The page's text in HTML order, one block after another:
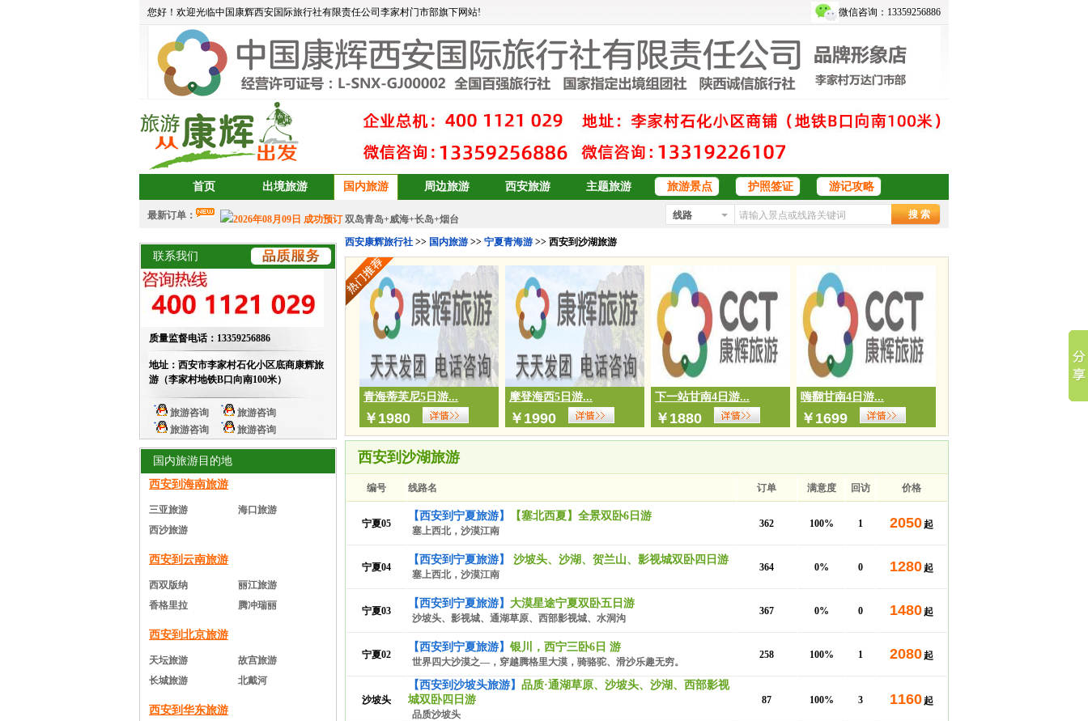
微信咨询：13359256886
您好！欢迎光临中国康辉西安国际旅行社有限责任公司李家村门市部旗下网站!
首页 出境旅游 国内旅游 周边旅游 西安旅游 主题旅游 旅游景点 护照签证 游记攻略
最新订单：
CLEAN_BOLD_TEST2026年08月09日 成功预订双岛青岛+威海+长岛+烟台
莫离2026年08月06日成功预订华山论剑
aa
2026年08月05日 成功预订宝藏大东北6日游
中岳建筑2026年08月04日 成功预订青岛、日照、乳山、威海、蓬莱、烟台双卧6日游
2026年07月30日 成功预订
2026年07月30日 成功预订
双岛青岛+威海+长岛+烟台
aalertlert(1)2026年07月30日 成功预订双岛青岛+威海+长岛+烟台
2026年07月30日 成功预订
双岛青岛+威海+长岛+烟台
CLEAN_TEST_2024
2026年08月09日成功预订
双岛青岛+威海+长岛+烟台
CLEAN_BOLD_TEST2026年08月09日 成功预订双岛青岛+威海+长岛+烟台
2026年08月09日 成功预订双岛青岛+威海+长岛+烟台
成功预订华山论剑
2026年08月05日成功预订 宝藏大东北6日游
成功预订青岛、日照、乳山、威海、蓬莱、烟台双卧6日游
2026年07月30日 成功预订
双岛青岛+威海+长岛+烟台
2026年07月30日 成功预订
双岛青岛+威海+长岛+烟台
aalertlert(1)
成功预订双岛青岛+威海+长岛+烟台
2026年07月30日 成功预订
双岛青岛+威海+长岛+烟台
CLEAN_TEST_20242026年08月09日成功预订双岛青岛+威海+长岛+烟台
2026年08月09日 成功预订双岛青岛+威海+长岛+烟台
2026年08月09日 成功预订
双岛青岛+威海+长岛+烟台
莫离2026年08月06日
华山论剑
aa2026年08月05日成功预订
中岳建筑
成功预订青岛、日照、乳山、威海、蓬莱、烟台双卧6日游
双岛青岛+威海+长岛+烟台
2026年07月30日 成功预订
双岛青岛+威海+长岛+烟台
成功预订双岛青岛+威海+长岛+烟台
CLEAN_TEST_2024
2026年08月09日成功预订双岛青岛+威海+长岛+烟台
CLEAN_BOLD_TEST
2026年08月09日 成功预订双岛青岛+威海+长岛+烟台
2026年08月09日 成功预订
双岛青岛+威海+长岛+烟台
华山论剑
aa
中岳建筑2026年08月04日 成功预订青岛、日照、乳山、威海、蓬莱、烟台双卧6日游
2026年07月30日 成功预订
双岛青岛+威海+长岛+烟台
aalertlert(1)
双岛青岛+威海+长岛+烟台
线路
联系我们
质量监督电话：13359256886
地址：西安市李家村石化小区底商康辉旅
游（李家村地铁B口向南100米）
旅游咨询
旅游咨询
旅游咨询
旅游咨询
国内旅游目的地
西安到海南旅游
三亚旅游
海口旅游
西沙旅游
西安到云南旅游
西双版纳
丽江旅游
香格里拉
腾冲瑞丽
西安到北京旅游
天坛旅游
故宫旅游
长城旅游
北戴河
西安到华东旅游
西安康辉旅行社 >> 国内旅游 >> 宁夏青海游 >> 西安到沙湖旅游
青海蒂芙尼5日游...
￥ 1980
摩登海西5日游...
￥ 1990
下一站甘南4日游...
￥ 1880
嗨翻甘南4日游...
￥ 1699
西安到沙湖旅游
编号 线路名 订单 满意度 回访 价格
宁夏05
【西安到宁夏旅游】 【塞北西夏】全景双卧6日游
塞上西北，沙漠江南
362 100% 1 2050起
宁夏04
【西安到宁夏旅游】 沙坡头、沙湖、贺兰山、影视城双卧四日游
塞上西北，沙漠江南
364 0% 0 1280起
宁夏03
【西安到宁夏旅游】 大漠星途宁夏双卧五日游
沙坡头、影视城、通湖草原、西部影视城、水洞沟
367 0% 0 1480起
宁夏02
【西安到宁夏旅游】 银川，西宁三卧6日 游
世界四大沙漠之—，穿越腾格里大漠，骑骆驼、滑沙乐趣无穷。
258 100% 1 2080起
沙坡头
【西安到沙坡头旅游】 品质·通湖草原、沙坡头、沙湖、西部影视
城双卧四日游
品质沙坡头
87 100% 3 1160起